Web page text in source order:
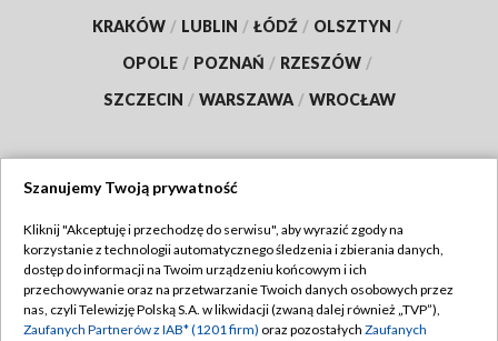
KRAKÓW / LUBLIN / ŁÓDŹ / OLSZTYN /
OPOLE / POZNAŃ / RZESZÓW /
SZCZECIN / WARSZAWA / WROCŁAW
TVP
Abonament TVP
Emisja w TVP
Regulamin TVP
Polityka prywatności
Szanujemy Twoją prywatność
Kliknij "Akceptuję i przechodzę do serwisu", aby wyrazić zgody na
korzystanie z technologii automatycznego śledzenia i zbierania danych,
dostęp do informacji na Twoim urządzeniu końcowym i ich
przechowywanie oraz na przetwarzanie Twoich danych osobowych przez
nas, czyli Telewizję Polską S.A. w likwidacji (zwaną dalej również „TVP”),
Zaufanych Partnerów z IAB* (1201 firm) oraz pozostałych Zaufanych